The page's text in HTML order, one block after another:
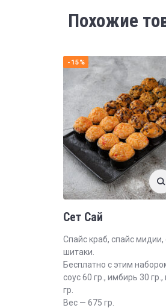
Похожие
-15%
Сет Сай
Спайс краб, спайс мидии,
шитаки.
Бесплатно с этим
соус 60 гр., имбирь 30
гр.
Вес — 675 гр.